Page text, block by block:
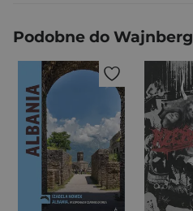
Podobne do Wajnberg